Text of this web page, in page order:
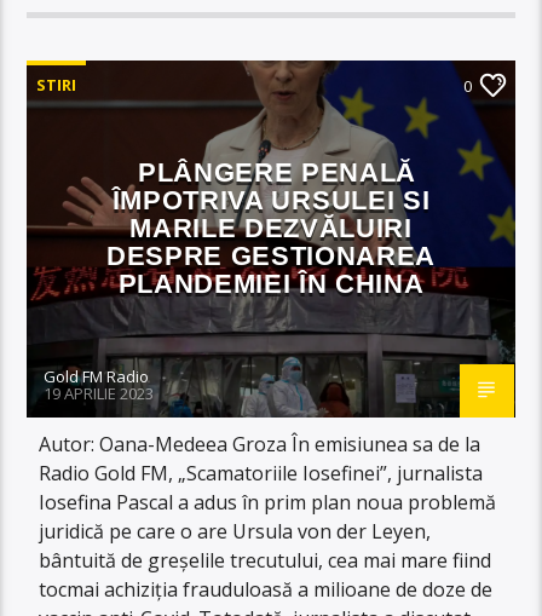
STIRI 0
PLÂNGERE PENALĂ
ÎMPOTRIVA URSULEI SI
MARILE DEZVĂLUIRI
DESPRE GESTIONAREA
PLANDEMIEI ÎN CHINA
Gold FM Radio
19 APRILIE 2023
Autor: Oana-Medeea Groza În emisiunea sa de la
Radio Gold FM, „Scamatoriile Iosefinei”, jurnalista
Iosefina Pascal a adus în prim plan noua problemă
juridică pe care o are Ursula von der Leyen,
bântuită de greșelile trecutului, cea mai mare fiind
tocmai achiziția frauduloasă a milioane de doze de